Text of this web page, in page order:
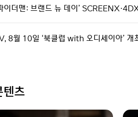
이더맨: 브랜드 뉴 데이’
8월 10일 ‘북클럽 with 오디세이아’ 개
츠